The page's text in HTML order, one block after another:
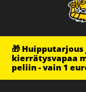
🎁
kierrätysvapaa
peliin - vain 1